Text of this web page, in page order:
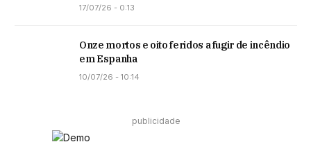
17/07/26 - 0:13
Onze mortos e oito feridos a fugir de incêndio
em Espanha
10/07/26 - 10:14
publicidade